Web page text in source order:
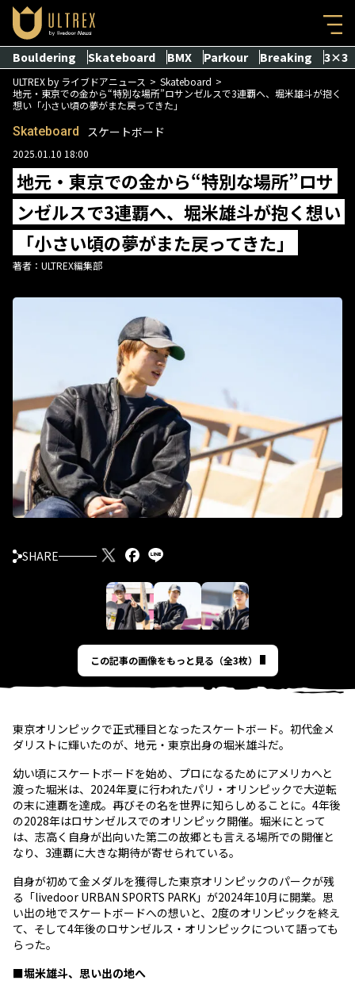
Bouldering Skateboard BMX Parkour Breaking 3×3
ULTREX by ライブドアニュース
Skateboard
地元・東京での金から“特別な場所”ロサンゼルスで3連覇へ、堀米雄斗が抱く
想い「小さい頃の夢がまた戻ってきた」
Skateboard スケートボード
2025.01.10 18:00
地元・東京での金から“特別な場所”ロサ
ンゼルスで3連覇へ、堀米雄斗が抱く想い
「小さい頃の夢がまた戻ってきた」
著者： ULTREX編集部
SHARE
この記事の画像をもっと見る（全3枚）
東京オリンピックで正式種目となったスケートボード。初代金メ
ダリストに輝いたのが、地元・東京出身の堀米雄斗だ。
幼い頃にスケートボードを始め、プロになるためにアメリカへと
渡った堀米は、2024年夏に行われたパリ・オリンピックで大逆転
の末に連覇を達成。再びその名を世界に知らしめることに。4年後
の2028年はロサンゼルスでのオリンピック開催。堀米にとって
は、志高く自身が出向いた第二の故郷とも言える場所での開催と
なり、3連覇に大きな期待が寄せられている。
自身が初めて金メダルを獲得した東京オリンピックのパークが残
る「livedoor URBAN SPORTS PARK」が2024年10月に開業。思
い出の地でスケートボードへの想いと、2度のオリンピックを終え
て、そして4年後のロサンゼルス・オリンピックについて語っても
らった。
■堀米雄斗、思い出の地へ